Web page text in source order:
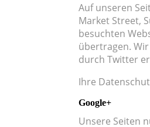
Auf unseren
Market Street,
besuchten
übertragen.
durch Twitter
Ihre
Google+
Unsere Seiten